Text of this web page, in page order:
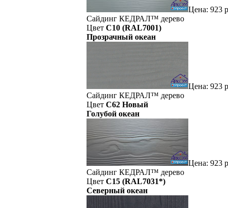
Цена: 923
Сайдинг КЕДРАЛ™ дерево
Цвет C10 (RAL7001)
Прозрачный океан
Цена: 923
Сайдинг КЕДРАЛ™ дерево
Цвет C62 Новый
Голубой океан
Цена: 923
Сайдинг КЕДРАЛ™ дерево
Цвет C15 (RAL7031*)
Северный океан